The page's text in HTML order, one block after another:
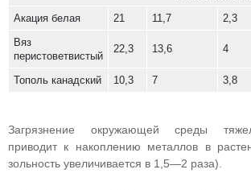
Акация белая
21 11,7 2,3
Вяз
перистоветвистый
22,3 13,6 4
Тополь канадский 10,3 7 3,8
Загрязнение окружающей среды
приводит к накоплению металлов в
зольность увеличивается в 1,5—2 раза).